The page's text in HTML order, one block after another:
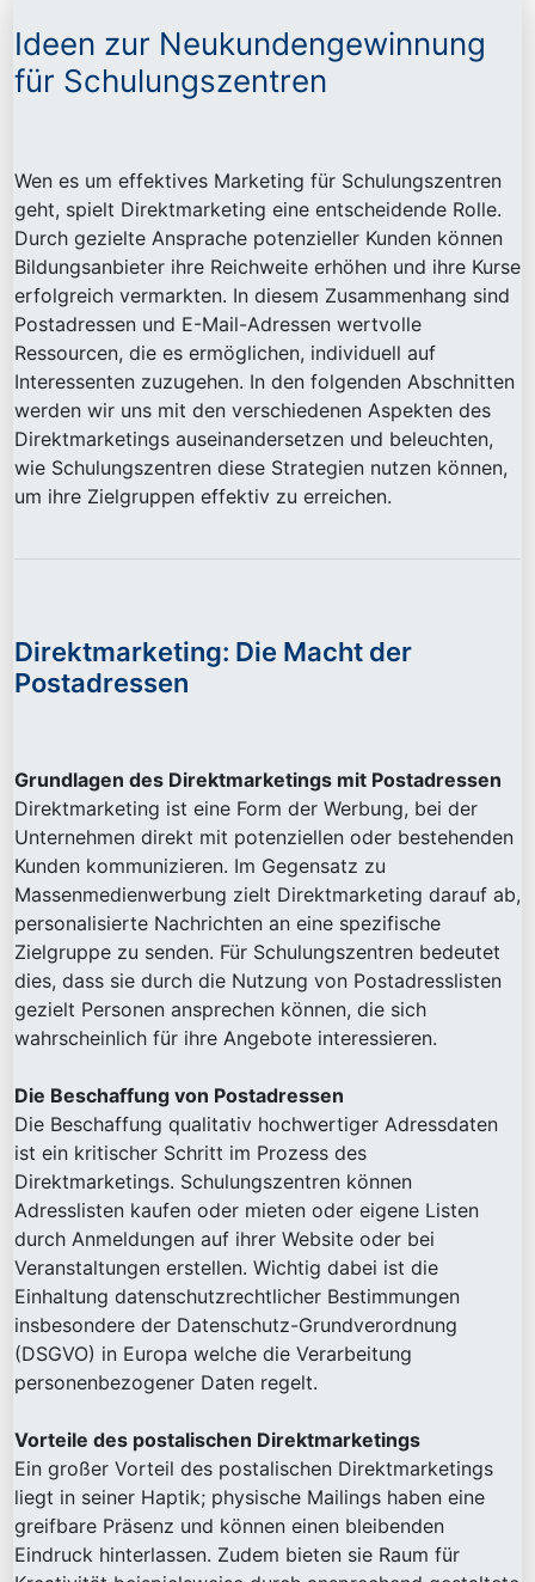
Ideen zur Neukundengewinnung
für Schulungszentren
Wen es um effektives Marketing für Schulungszentren
geht, spielt Direktmarketing eine entscheidende Rolle.
Durch gezielte Ansprache potenzieller Kunden können
Bildungsanbieter ihre Reichweite erhöhen und ihre Kurse
erfolgreich vermarkten. In diesem Zusammenhang sind
Postadressen und E-Mail-Adressen wertvolle
Ressourcen, die es ermöglichen, individuell auf
Interessenten zuzugehen. In den folgenden Abschnitten
werden wir uns mit den verschiedenen Aspekten des
Direktmarketings auseinandersetzen und beleuchten,
wie Schulungszentren diese Strategien nutzen können,
um ihre Zielgruppen effektiv zu erreichen.
Direktmarketing: Die Macht der
Postadressen
Grundlagen des Direktmarketings mit Postadressen
Direktmarketing ist eine Form der Werbung, bei der
Unternehmen direkt mit potenziellen oder bestehenden
Kunden kommunizieren. Im Gegensatz zu
Massenmedienwerbung zielt Direktmarketing darauf ab,
personalisierte Nachrichten an eine spezifische
Zielgruppe zu senden. Für Schulungszentren bedeutet
dies, dass sie durch die Nutzung von Postadresslisten
gezielt Personen ansprechen können, die sich
wahrscheinlich für ihre Angebote interessieren.
Die Beschaffung von Postadressen
Die Beschaffung qualitativ hochwertiger Adressdaten
ist ein kritischer Schritt im Prozess des
Direktmarketings. Schulungszentren können
Adresslisten kaufen oder mieten oder eigene Listen
durch Anmeldungen auf ihrer Website oder bei
Veranstaltungen erstellen. Wichtig dabei ist die
Einhaltung datenschutzrechtlicher Bestimmungen
insbesondere der Datenschutz-Grundverordnung
(DSGVO) in Europa welche die Verarbeitung
personenbezogener Daten regelt.
Vorteile des postalischen Direktmarketings
Ein großer Vorteil des postalischen Direktmarketings
liegt in seiner Haptik; physische Mailings haben eine
greifbare Präsenz und können einen bleibenden
Eindruck hinterlassen. Zudem bieten sie Raum für